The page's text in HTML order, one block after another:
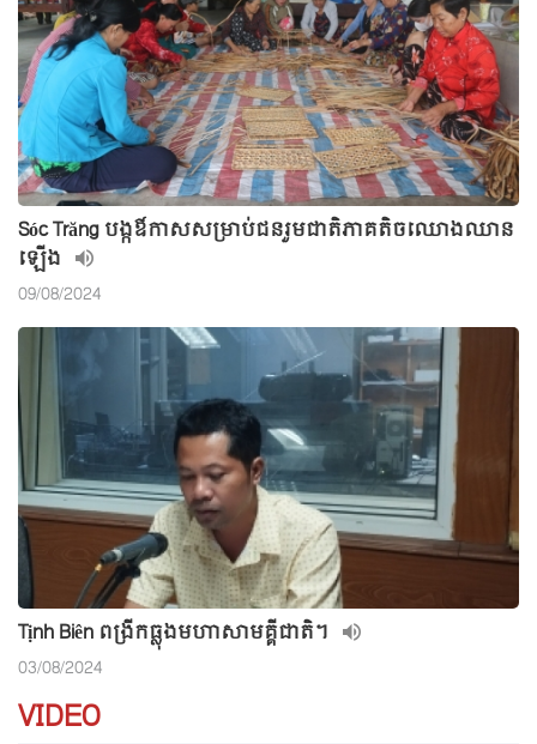
Sóc Trăng បង្កឳកាសសម្រាប់ជនរួមជាតិភាគតិចឈោងឈាន
ឡើង
09/08/2024
Tịnh Biên ពង្រីកធ្លុងមហាសាមគ្គីជាតិ។
03/08/2024
VIDEO